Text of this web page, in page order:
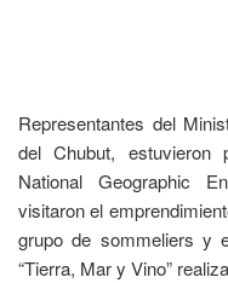
Representantes del
del Chubut,
National Geographic
visitaron el
grupo de sommeliers y
“Tierra, Mar y Vino”